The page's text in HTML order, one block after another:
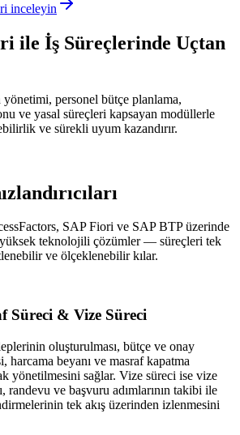
inceleyin
ile İş Süreçlerinde Uçtan
personel bütçe planlama,
ve yasal süreçleri kapsayan modüllerle
ve sürekli uyum kazandırır.
SAP Fiori ve SAP BTP üzerinde
teknolojili çözümler — süreçleri tek
ve ölçeklenebilir kılar.
Süreci & Vize Süreci
oluşturulması, bütçe ve onay
harcama beyanı ve masraf kapatma
yönetilmesini sağlar. Vize süreci ise vize
randevu ve başvuru adımlarının takibi ile
tek akış üzerinden izlenmesini